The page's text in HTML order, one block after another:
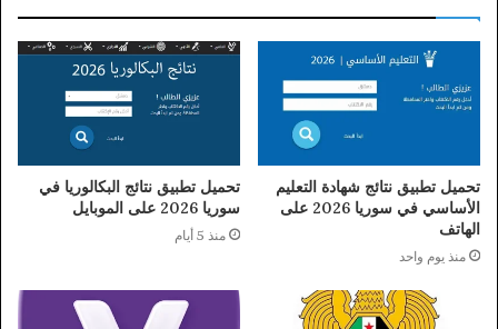
تحميل تطبيق نتائج شهادة التعليم
الأساسي في سوريا 2026 على
الهاتف
منذ يوم واحد
تحميل تطبيق نتائج البكالوريا في
سوريا 2026 على الموبايل
منذ 5 أيام